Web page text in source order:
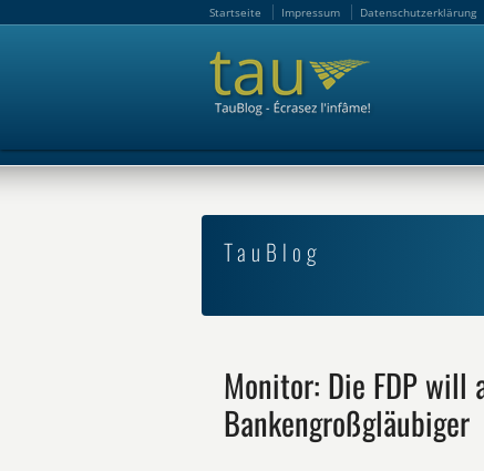
Startseite Impressum Datenschutzerklärung
TauBlog
Monitor: Die FDP
Bankengroßgläubiger
Startseite Impressum Datenschutzerklärung